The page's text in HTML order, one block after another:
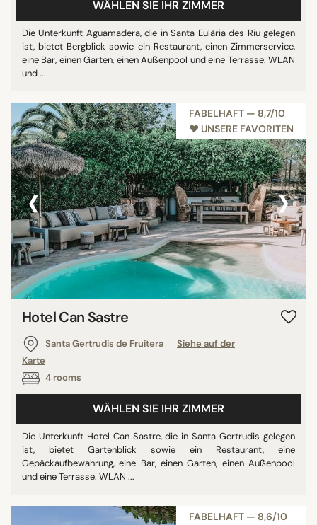
WÄHLEN SIE IHR ZIMMER
Die Unterkunft Aguamadera, die in Santa Eulària des Riu gelegen
ist, bietet Bergblick sowie ein Restaurant, einen Zimmerservice,
eine Bar, einen Garten, einen Außenpool und eine Terrasse. WLAN
und ...
FABELHAFT — 8,7/10
♥︎ UNSERE FAVORITEN
‹ ›
Hotel Can Sastre
Santa Gertrudis de Fruitera
Siehe auf der
Karte
4 rooms
WÄHLEN SIE IHR ZIMMER
Die Unterkunft Hotel Can Sastre, die in Santa Gertrudis gelegen
ist, bietet Gartenblick sowie ein Restaurant, eine
Gepäckaufbewahrung, eine Bar, einen Garten, einen Außenpool
und eine Terrasse. WLAN ...
FABELHAFT — 8,6/10